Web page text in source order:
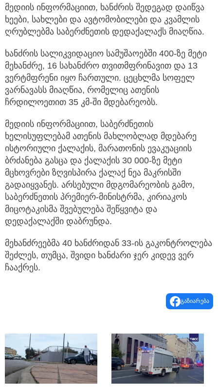
მედიის ინფორმაციით, ხანძრის შედეგად დაიწვა
ხეები, სახლები და ავტომობილები და კვამლის
ღრუბლებმა საბერძნეთის დედაქალაქს მიაღწია.
ხანძრის სალიკვიდაციო სამუშაოებში 400-ზე მეტი
მეხანძრე, 16 სახანძრო თვითმფრინავით და 13
ვერტმფრენი იყო ჩართული. ცეცხლმა სოფელ
ვარნავასს მიაღწია, რომელიც ათენის
ჩრდილოეთით 35 კმ-ში მდებარეობს.
მედიის ინფორმაციით, საბერძნეთის
ხელისუფლებამ ათენის მახლობლად მდებარე
ისტორიული ქალაქის, მარათონის ევაკუაციის
ბრძანება გასცა და ქალაქის 30 000-ზე მეტი
მცხოვრები ზღვისპირა ქალაქ ნეა მაკრისში
გადაიყვანეს. არსებული მდგომარეობის გამო,
საბერძნეთის პრემიერ-მინისტრმა, კირიაკოს
მიცოტაკისმა შვებულება შეწყვიტა და
დედაქალაქში დაბრუნდა.
მეხანძრეებმა 40 ხანძრიდან 33-ის გაკონტროლება
შეძლეს, თუმცა, შვიდი ხანძარი ჯერ კიდევ ვერ
ჩააქრეს.
გაზიარება